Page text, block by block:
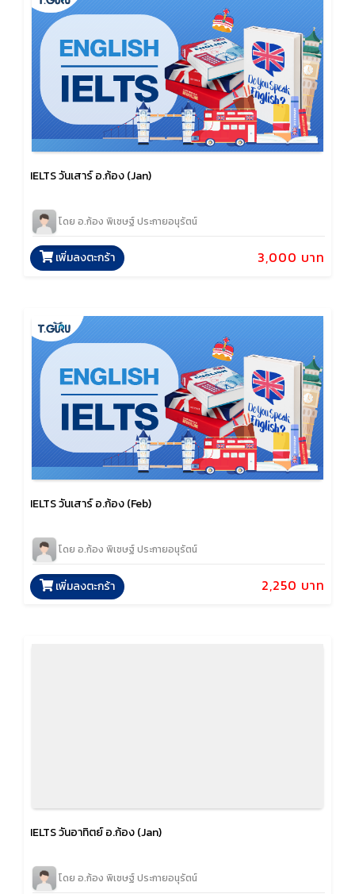
IELTS วันเสาร์ อ.ก้อง (Jan)
โดย อ.ก้อง พิเชษฐ์ ประกายอนุรัตน์
3,000 บาท
เพิ่มลงตะกร้า
IELTS วันเสาร์ อ.ก้อง (Feb)
โดย อ.ก้อง พิเชษฐ์ ประกายอนุรัตน์
2,250 บาท
เพิ่มลงตะกร้า
IELTS วันอาทิตย์ อ.ก้อง (Jan)
โดย อ.ก้อง พิเชษฐ์ ประกายอนุรัตน์